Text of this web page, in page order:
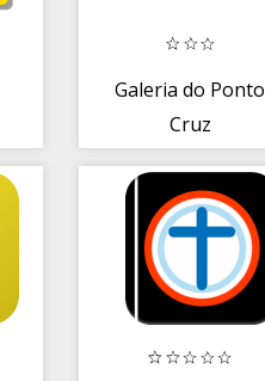
Galeria do Ponto
Cruz